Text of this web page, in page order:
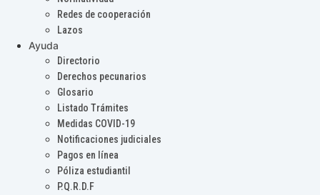
Redes de cooperación
Lazos
Ayuda
Directorio
Derechos pecunarios
Glosario
Listado Trámites
Medidas COVID-19
Notificaciones judiciales
Pagos en línea
Póliza estudiantil
P.Q.R.D.F